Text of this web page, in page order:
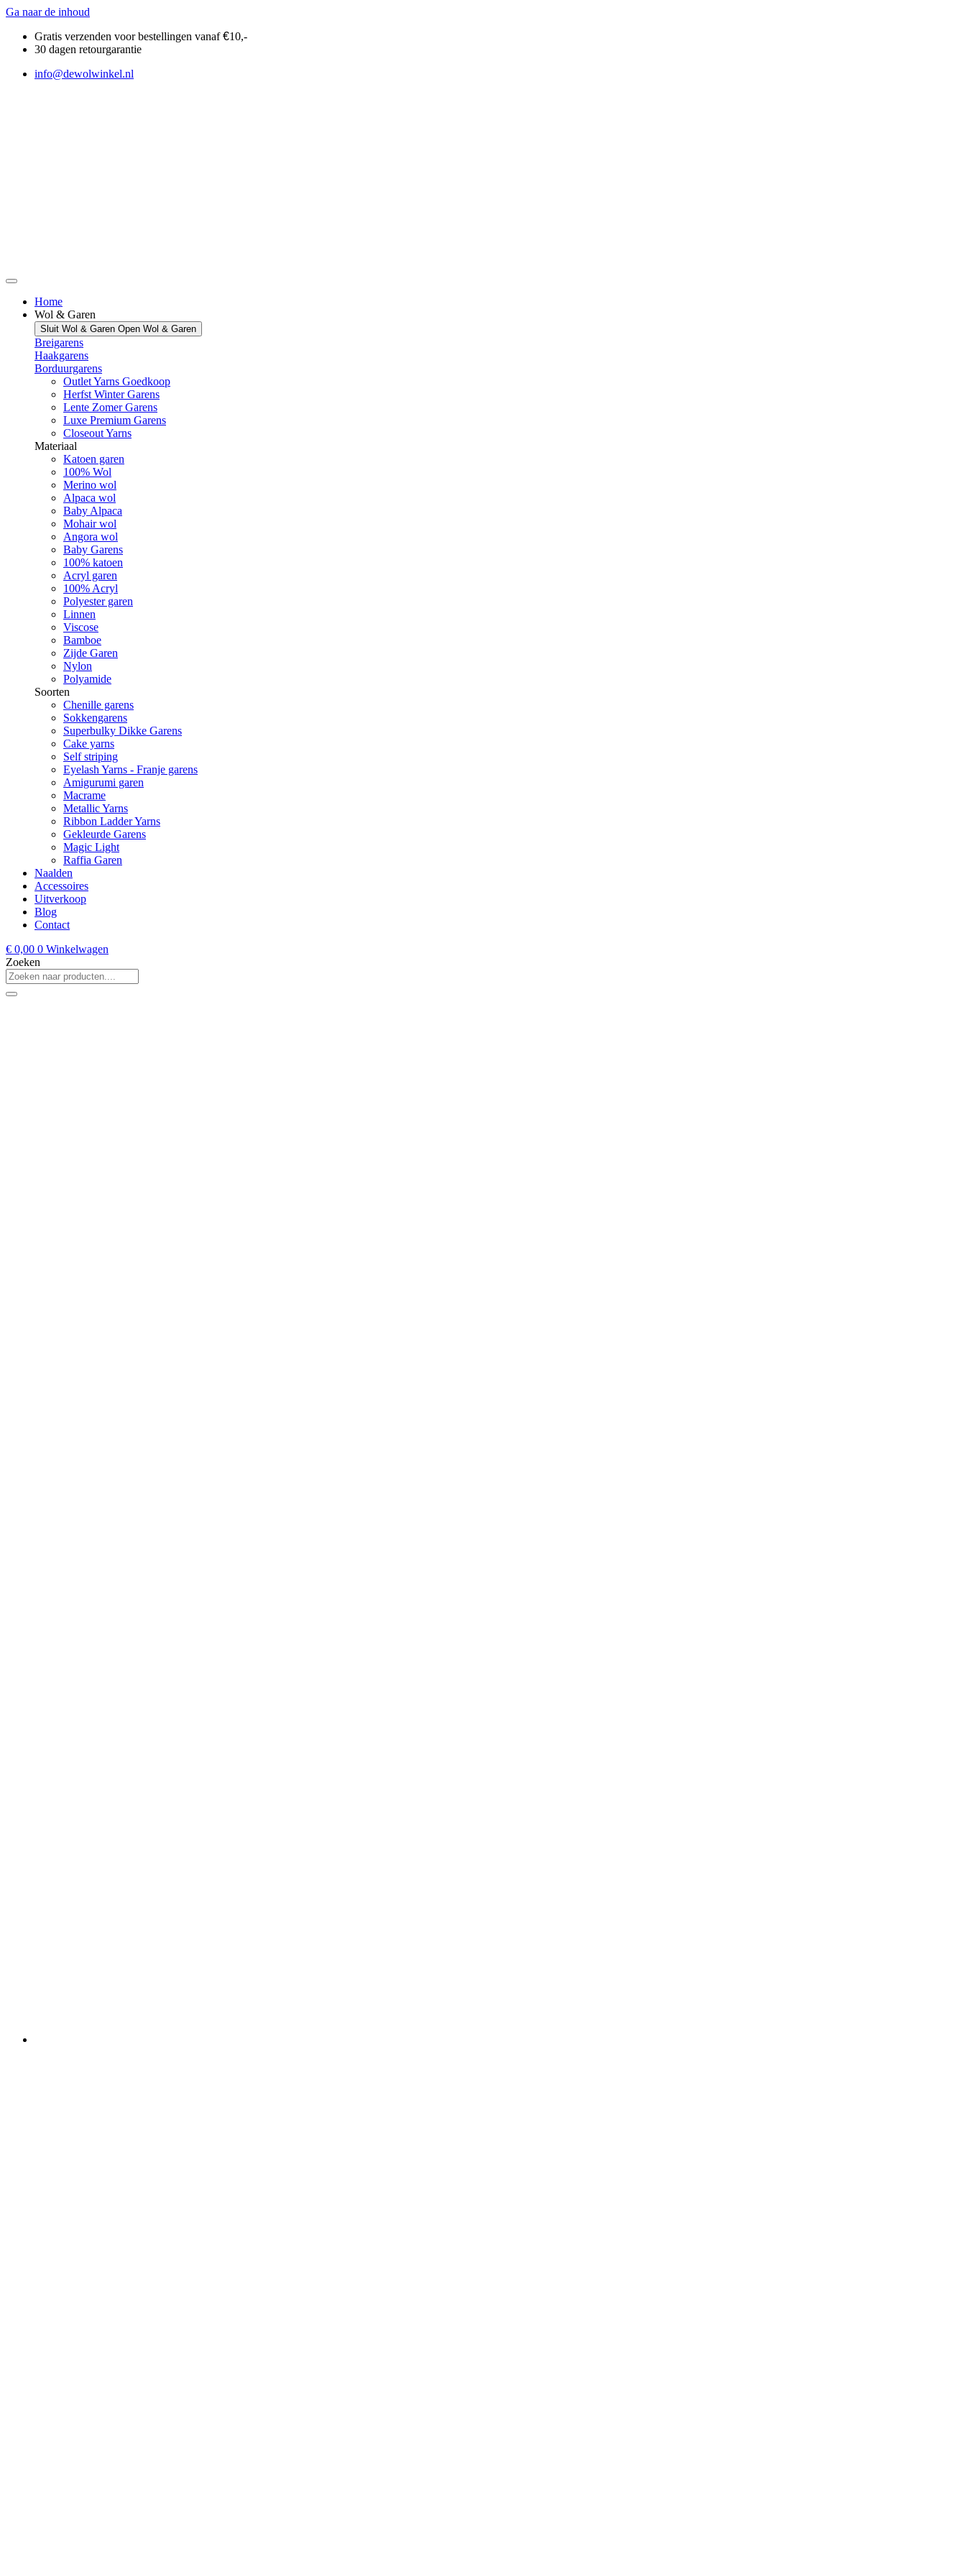
Ga naar de inhoud
Gratis verzenden voor bestellingen vanaf€10,-
30 dagen retourgarantie
info@dewolwinkel.nl
Home
Wol & Garen
Sluit Wol & Garen Open Wol & Garen
Breigarens
Haakgarens
Borduurgarens
Outlet Yarns Goedkoop
Herfst Winter Garens
Lente Zomer Garens
Luxe Premium Garens
Closeout Yarns
Materiaal
Katoen garen
100% Wol
Merino wol
Alpaca wol
Baby Alpaca
Mohair wol
Angora wol
Baby Garens
100% katoen
Acryl garen
100% Acryl
Polyester garen
Linnen
Viscose
Bamboe
Zijde Garen
Nylon
Polyamide
Soorten
Chenille garens
Sokkengarens
Superbulky Dikke Garens
Cake yarns
Self striping
Eyelash Yarns - Franje garens
Amigurumi garen
Macrame
Metallic Yarns
Ribbon Ladder Yarns
Gekleurde Garens
Magic Light
Raffia Garen
Naalden
Accessoires
Uitverkoop
Blog
Contact
€ 0,00 0 Winkelwagen
Zoeken